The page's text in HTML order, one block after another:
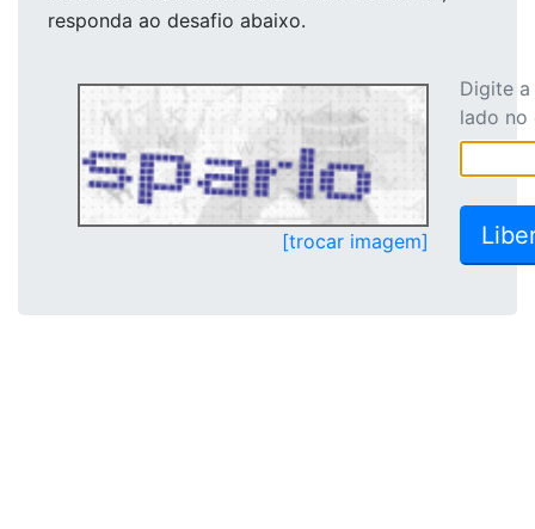
responda ao desafio abaixo.
[trocar imagem]
Digite
lado no